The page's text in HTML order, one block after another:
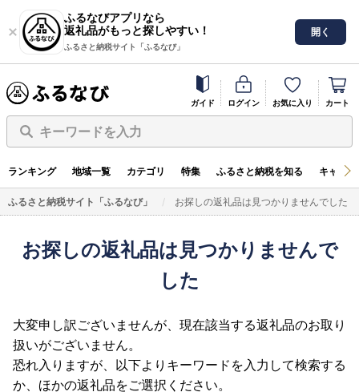
ふるなびアプリなら
返礼品がもっと探しやすい！
ふるさと納税サイト「ふるなび」
開く
ガイド ログイン お気に入り カート
キーワードを入力
ランキング 地域一覧 カテゴリ 特集 ふるさと納税を知る キャン
ふるさと納税サイト「ふるなび」 お探しの返礼品は見つかりませんでした
お探しの返礼品は見つかりませんで
した
大変申し訳ございませんが、現在該当する返礼品のお取り
扱いがございません。
恐れ入りますが、以下よりキーワードを入力して検索する
か、ほかの返礼品をご選択ください。